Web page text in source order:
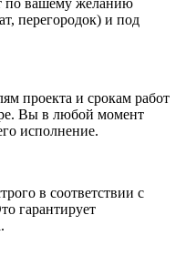
перегородок) и под
проекта и срокам работ
Вы в любой момент
исполнение.
в соответствии с
гарантирует